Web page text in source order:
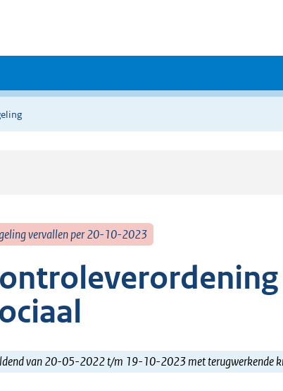
vervallen per 20-10-2023
van 20-05-2022 t/m 19-10-2023 met terugwerkende